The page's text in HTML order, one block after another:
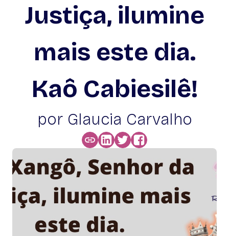
Justiça, ilumine
mais este dia.
Kaô Cabiesilê!
por Glaucia Carvalho